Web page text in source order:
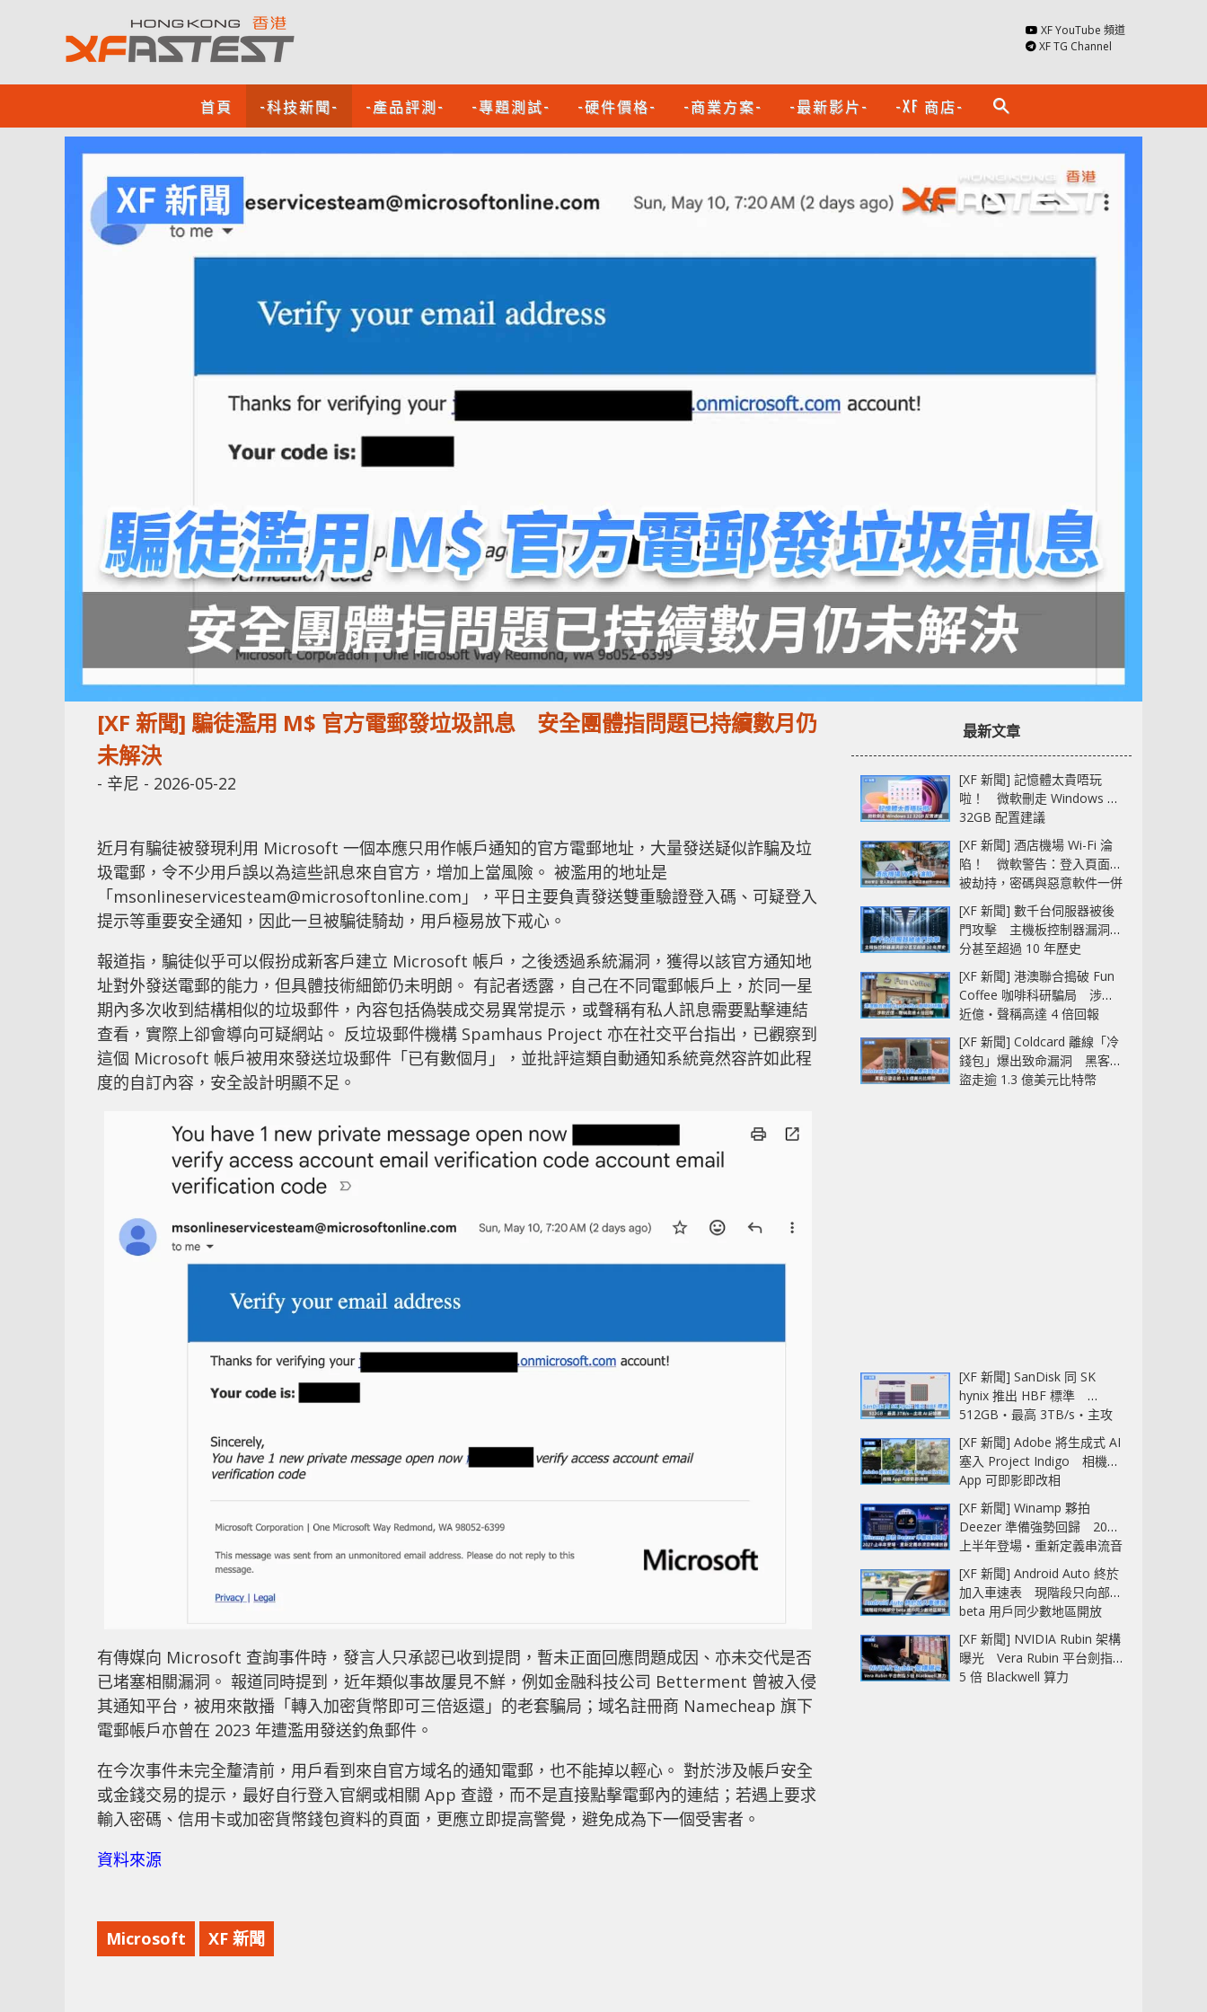
XF YouTube 頻道
XF TG Channel
首頁 -科技新聞- -產品評測- -專題測試- -硬件價格- -商業方案- -最新影片- -XF 商店- search
[XF 新聞] 騙徒濫用 M$ 官方電郵發垃圾訊息 安全團體指問題已持續數月仍
未解決
- 辛尼 - 2026-05-22
近月有騙徒被發現利用 Microsoft 一個本應只用作帳戶通知的官方電郵地址，大量發送疑似詐騙及垃
圾電郵，令不少用戶誤以為這些訊息來自官方，增加上當風險。 被濫用的地址是
「msonlineservicesteam@microsoftonline.com 」，平日主要負責發送雙重驗證登入碼、可疑登入
提示等重要安全通知，因此一旦被騙徒騎劫，用戶極易放下戒心。
報道指，騙徒似乎可以假扮成新客戶建立 Microsoft 帳戶，之後透過系統漏洞，獲得以該官方通知地
址對外發送電郵的能力，但具體技術細節仍未明朗。 有記者透露，自己在不同電郵帳戶上，於同一星
期內多次收到結構相似的垃圾郵件，內容包括偽裝成交易異常提示，或聲稱有私人訊息需要點擊連結
查看，實際上卻會導向可疑網站。 反垃圾郵件機構 Spamhaus Project 亦在社交平台指出，已觀察到
這個 Microsoft 帳戶被用來發送垃圾郵件「已有數個月」，並批評這類自動通知系統竟然容許如此程
度的自訂內容，安全設計明顯不足。
有傳媒向 Microsoft 查詢事件時，發言人只承認已收到提問，暫未正面回應問題成因、亦未交代是否
已堵塞相關漏洞。 報道同時提到，近年類似事故屢見不鮮，例如金融科技公司 Betterment 曾被入侵
其通知平台，被用來散播「轉入加密貨幣即可三倍返還」的老套騙局；域名註冊商 Namecheap 旗下
電郵帳戶亦曾在 2023 年遭濫用發送釣魚郵件。
在今次事件未完全釐清前，用戶看到來自官方域名的通知電郵，也不能掉以輕心。 對於涉及帳戶安全
或金錢交易的提示，最好自行登入官網或相關 App 查證，而不是直接點擊電郵內的連結；若遇上要求
輸入密碼、信用卡或加密貨幣錢包資料的頁面，更應立即提高警覺，避免成為下一個受害者。
資料來源
Microsoft XF 新聞
最新文章
[XF 新聞] 記憶體太貴唔玩
啦！ 微軟刪走 Windows 11
32GB 配置建議
[XF 新聞] 酒店機場 Wi-Fi 淪
陷！ 微軟警告：登入頁面可
被劫持，密碼與惡意軟件一併
中招
[XF 新聞] 數千台伺服器被後
門攻擊 主機板控制器漏洞部
分甚至超過 10 年歷史
[XF 新聞] 港澳聯合搗破 Fun
Coffee 咖啡科研騙局 涉款
近億‧聲稱高達 4 倍回報
[XF 新聞] Coldcard 離線「冷
錢包」爆出致命漏洞 黑客已
盜走逾 1.3 億美元比特幣
[XF 新聞] SanDisk 同 SK
hynix 推出 HBF 標準
512GB‧最高 3TB/s‧主攻
AI 記憶體
[XF 新聞] Adobe 將生成式 AI
塞入 Project Indigo 相機
App 可即影即改相
[XF 新聞] Winamp 夥拍
Deezer 準備強勢回歸 2027
上半年登場‧重新定義串流音
樂播放器
[XF 新聞] Android Auto 終於
加入車速表 現階段只向部分
beta 用戶同少數地區開放
[XF 新聞] NVIDIA Rubin 架構
曝光 Vera Rubin 平台劍指
5 倍 Blackwell 算力